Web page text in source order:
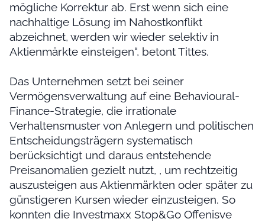
mögliche Korrektur ab. Erst wenn sich eine
nachhaltige Lösung im Nahostkonflikt
abzeichnet, werden wir wieder selektiv in
Aktienmärkte einsteigen“, betont Tittes.
Das Unternehmen setzt bei seiner
Vermögensverwaltung auf eine Behavioural-
Finance-Strategie, die irrationale
Verhaltensmuster von Anlegern und politischen
Entscheidungsträgern systematisch
berücksichtigt und daraus entstehende
Preisanomalien gezielt nutzt, , um rechtzeitig
auszusteigen aus Aktienmärkten oder später zu
günstigeren Kursen wieder einzusteigen. So
konnten die Investmaxx Stop&Go Offenisve